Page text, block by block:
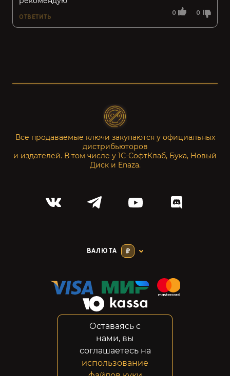
0 0
ОТВЕТИТЬ
Все продаваемые ключи закупаются у официальных
дистрибьюторов
и издателей. В том числе у 1С-СофтКлаб, Бука, Новый
Диск и Enaza.
ВАЛЮТА ₽
Конфиденциальность
Возвраты
Правовая информация
Оставаясь с
нами, вы
соглашаетесь на
использование